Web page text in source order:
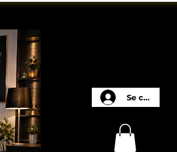
Se connecter